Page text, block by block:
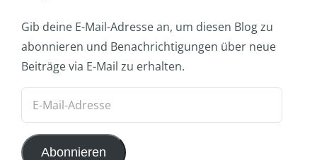
Gib deine E-Mail-Adresse an, um diesen Blog zu
abonnieren und Benachrichtigungen über neue
Beiträge via E-Mail zu erhalten.
Adresse
Abonnieren